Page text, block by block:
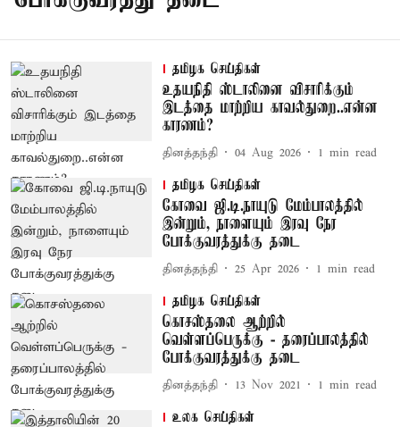
தமிழக செய்திகள்
உதயநிதி ஸ்டாலினை விசாரிக்கும்
இடத்தை மாற்றிய காவல்துறை..என்ன
காரணம்?
தினத்தந்தி 04 Aug 2026 1 min read
தமிழக செய்திகள்
கோவை ஜி.டி.நாயுடு மேம்பாலத்தில்
இன்றும், நாளையும் இரவு நேர
போக்குவரத்துக்கு தடை
தினத்தந்தி 25 Apr 2026 1 min read
தமிழக செய்திகள்
கொசஸ்தலை ஆற்றில்
வெள்ளப்பெருக்கு - தரைப்பாலத்தில்
போக்குவரத்துக்கு தடை
தினத்தந்தி 13 Nov 2021 1 min read
உலக செய்திகள்